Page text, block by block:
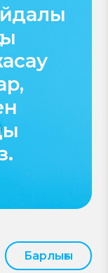
Барлығы